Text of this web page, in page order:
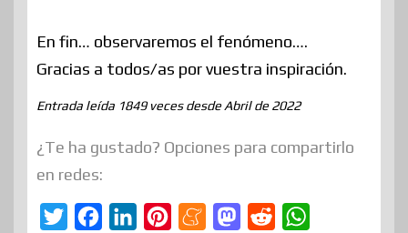
En fin… observaremos el fenómeno….
Gracias a todos/as por vuestra inspiración.
Entrada leída 1849 veces desde Abril de 2022
¿Te ha gustado? Opciones para compartirlo
en redes:
M
M